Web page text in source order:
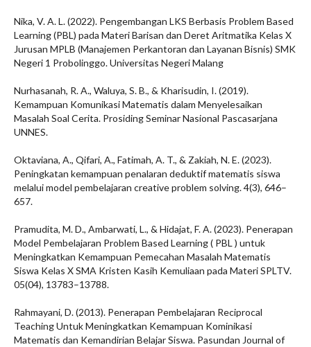
Nika, V. A. L. (2022). Pengembangan LKS Berbasis Problem Based
Learning (PBL) pada Materi Barisan dan Deret Aritmatika Kelas X
Jurusan MPLB (Manajemen Perkantoran dan Layanan Bisnis) SMK
Negeri 1 Probolinggo. Universitas Negeri Malang
Nurhasanah, R. A., Waluya, S. B., & Kharisudin, I. (2019).
Kemampuan Komunikasi Matematis dalam Menyelesaikan
Masalah Soal Cerita. Prosiding Seminar Nasional Pascasarjana
UNNES.
Oktaviana, A., Qifari, A., Fatimah, A. T., & Zakiah, N. E. (2023).
Peningkatan kemampuan penalaran deduktif matematis siswa
melalui model pembelajaran creative problem solving. 4(3), 646–
657.
Pramudita, M. D., Ambarwati, L., & Hidajat, F. A. (2023). Penerapan
Model Pembelajaran Problem Based Learning ( PBL ) untuk
Meningkatkan Kemampuan Pemecahan Masalah Matematis
Siswa Kelas X SMA Kristen Kasih Kemuliaan pada Materi SPLTV.
05(04), 13783–13788.
Rahmayani, D. (2013). Penerapan Pembelajaran Reciprocal
Teaching Untuk Meningkatkan Kemampuan Kominikasi
Matematis dan Kemandirian Belajar Siswa. Pasundan Journal of